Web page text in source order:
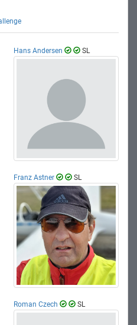
Hans Andersen SL
Franz Astner SL
Roman Czech SL